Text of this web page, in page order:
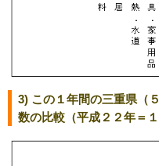
3) この１年間の三重県（
数の比較（平成２２年＝１